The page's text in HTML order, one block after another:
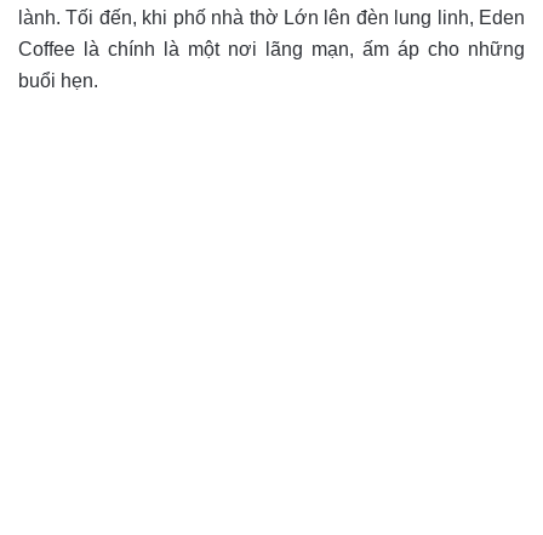
lành. Tối đến, khi phố nhà thờ Lớn lên đèn lung linh, Eden
Coffee là chính là một nơi lãng mạn, ấm áp cho những
buổi hẹn.